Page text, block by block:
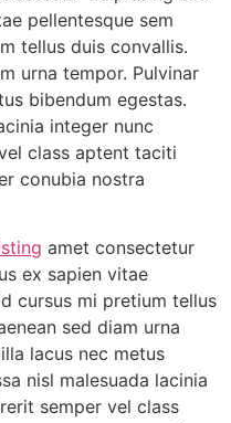
pellentesque sem
tellus duis convallis.
urna tempor. Pulvinar
bibendum egestas.
integer nunc
class aptent taciti
conubia nostra
amet consectetur
ex sapien vitae
cursus mi pretium tellus
sed diam urna
lacus nec metus
nisl malesuada lacinia
semper vel class